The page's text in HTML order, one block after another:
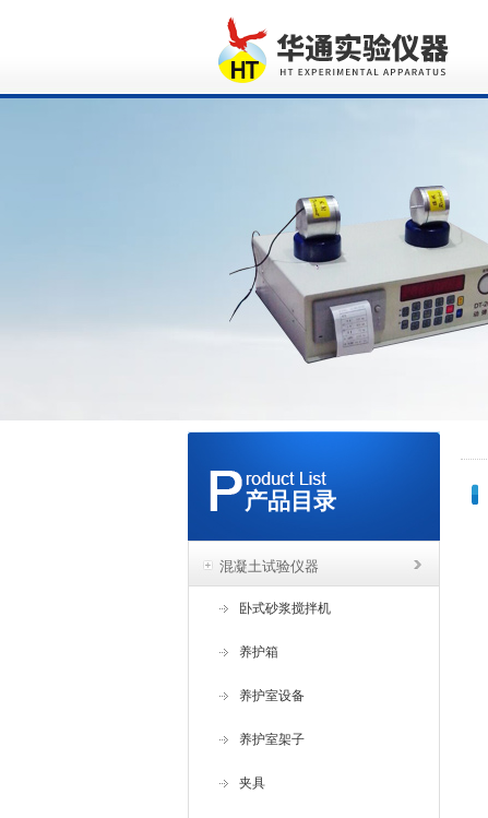
产品目录
混凝土试验仪器
卧式砂浆搅拌机
养护箱
养护室设备
养护室架子
夹具